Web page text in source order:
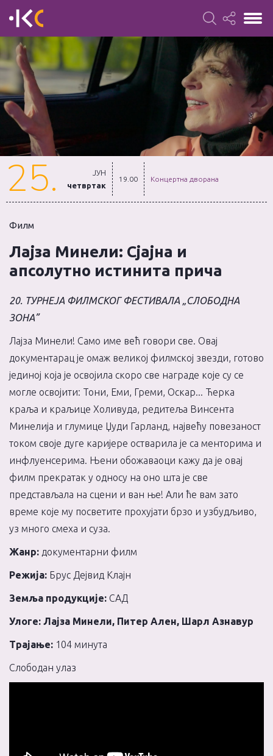
25.
ЈУН
четвртак
19.00 Концертна дворана
Филм
Лајза Минели: Сјајна и
апсолутно истинита прича
20. ТУРНЕЈА ФИЛМСКОГ ФЕСТИВАЛА „СЛОБОДНА
ЗОНА”
Лајза Минели! Само име већ говори све. Овај
документарац је омаж великој филмској звезди, готово
јединој која је освојила скоро све награде које су се
могле освојити: Тони, Еми, Греми, Оскар... Ћерка
краља и краљице Холивуда, редитеља Винсента
Минелија и глумице Џуди Гарланд, највећу повезаност
током своје дуге каријере остварила је са менторима и
инфлуенсерима. Њени обожаваоци кажу да је овај
филм прекратак у односу на оно шта је све
представљала на сцени и ван ње! Али ће вам зато
време које му посветите прохујати брзо и узбудљиво,
уз много смеха и суза.
Жанр: документарни филм
Режија: Брус Дејвид Клајн
Земља продукције: САД
Улоге: Лајза Минели, Питер Ален, Шарл Азнавур
Трајање: 104 минута
Слободан улаз